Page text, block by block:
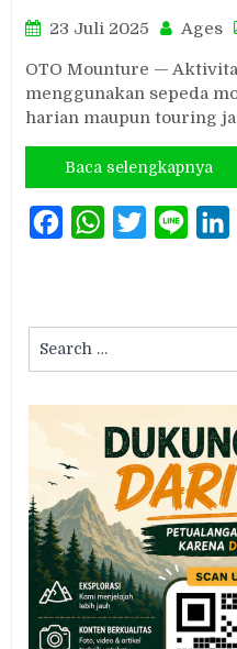
23 Juli 2025 Ages
OTO Mounture —
menggunakan sepeda
harian maupun touring
Baca selengkapnya
FacebookWhatsAppTwitterLine
for: